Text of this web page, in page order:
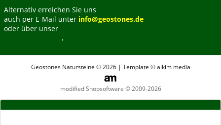
Alternativ erreichen Sie uns
auch per E-Mail unter info@geostones.de
oder über unser
.
Geostones Natursteine © 2026 | Template © alkim media
modified Shopsoftware © 2009-2026